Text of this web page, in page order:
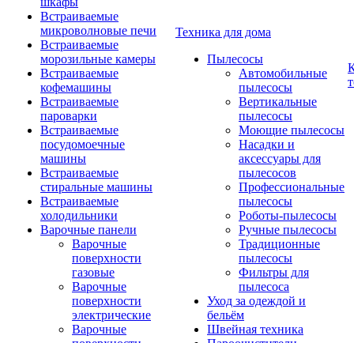
Встраиваемые
микроволновые печи
Встраиваемые
морозильные камеры
Встраиваемые
кофемашины
Встраиваемые
пароварки
Встраиваемые
посудомоечные
машины
Встраиваемые
стиральные машины
Встраиваемые
холодильники
Варочные панели
Варочные
поверхности
газовые
Варочные
поверхности
электрические
Варочные
Техника для дома
Пылесосы
Автомобильные
пылесосы
Вертикальные
пылесосы
Моющие пылесосы
Насадки и
аксессуары для
пылесосов
Профессиональные
пылесосы
Роботы-пылесосы
Ручные пылесосы
Традиционные
пылесосы
Фильтры для
пылесоса
Уход за одеждой и
бельём
Швейная техника